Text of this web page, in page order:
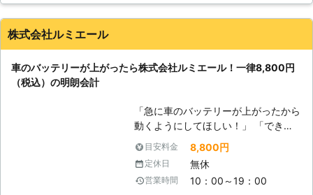
って動かなくなってしまいます。
できます 車のバッテリーが上がって
しまったことに気づくのは、車を運転
しようとしたけれどうんともすんとも
動かないときです。実際に運転をしよ
うとしたその瞬間に気が付くので、時
間的に余裕がないことも多いでしょ
株式会社ルミエール
車のバッテリーが上がったら株式会社ルミエール！一律8,800円
（税込）の明朗会計
「急に車のバッテリーが上がったから
動くようにしてほしい！」 「できる
だけ安く・早くジャンプスタートして
くれる業者を探している」 そんなと
きは株式会社ルミエールにお任せくだ
さい！ 車が動かないお客様のもとに
目安料金 8,800円
定休日 無休
営業時間 10：00～19：00